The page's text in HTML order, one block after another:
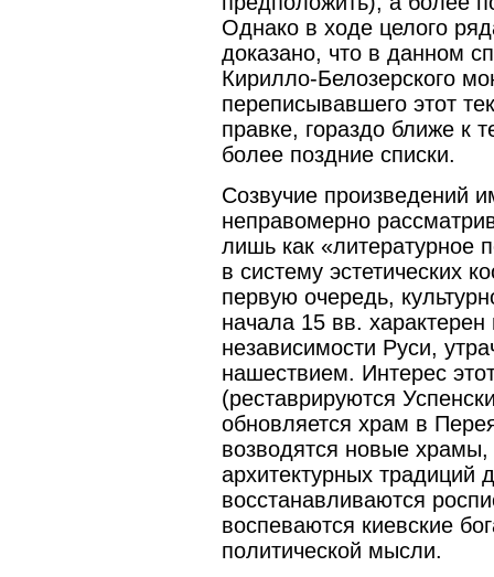
Однако в ходе целого
доказано, что в данном
Кирилло-Белозерского
переписывавшего этот
правке, гораздо ближе к
более поздние списки.
Созвучие произведений
неправомерно
лишь как «литературное
в систему эстетических
первую очередь,
начала 15 вв.
независимости Руси,
нашествием. Интерес
(реставрируются
обновляется храм в
возводятся новые
архитектурных традиций
восстанавливаются
воспеваются киевские
политической мысли.